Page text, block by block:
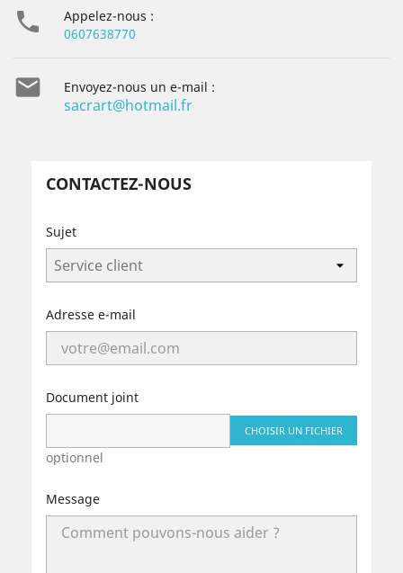

Appelez-nous :
0607638770
 Envoyez-nous un e-mail :
sacrart@hotmail.fr
CONTACTEZ-NOUS
Sujet
Adresse e-mail
Document joint
CHOISIR UN FICHIER
optionnel
Message